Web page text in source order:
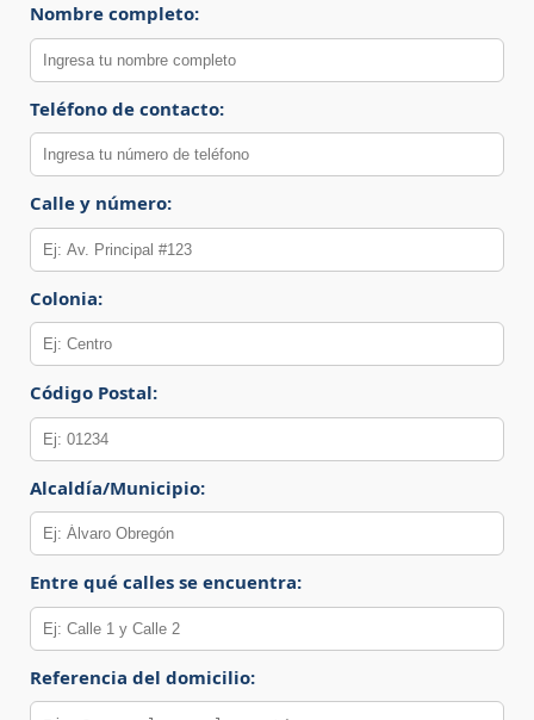
Nombre completo:
Teléfono de contacto:
Calle y número:
Colonia:
Código Postal:
Alcaldía/Municipio:
Entre qué calles se encuentra:
Referencia del domicilio: